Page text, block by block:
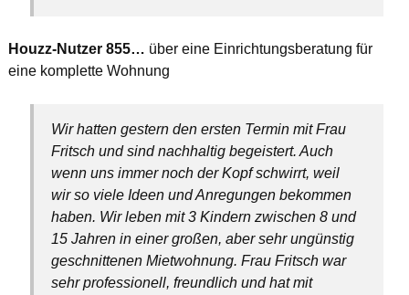
Houzz-Nutzer 855… über eine Einrichtungsberatung für
eine komplette Wohnung
Wir hatten gestern den ersten Termin mit Frau
Fritsch und sind nachhaltig begeistert. Auch
wenn uns immer noch der Kopf schwirrt, weil
wir so viele Ideen und Anregungen bekommen
haben. Wir leben mit 3 Kindern zwischen 8 und
15 Jahren in einer großen, aber sehr ungünstig
geschnittenen Mietwohnung. Frau Fritsch war
sehr professionell, freundlich und hat mit